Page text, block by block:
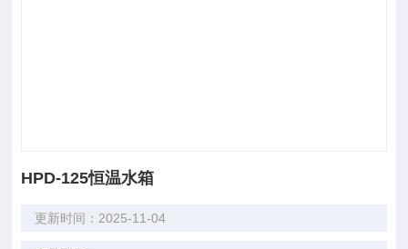
HPD-125恒温水箱
更新时间：2025-11-04